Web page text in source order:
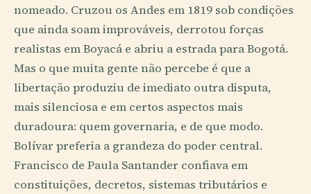
nomeado. Cruzou os Andes em 1819 sob condições
que ainda soam improváveis, derrotou forças
realistas em Boyacá e abriu a estrada para Bogotá.
Mas o que muita gente não percebe é que a
libertação produziu de imediato outra disputa,
mais silenciosa e em certos aspectos mais
duradoura: quem governaria, e de que modo.
Bolívar preferia a grandeza do poder central.
Francisco de Paula Santander confiava em
constituições, decretos, sistemas tributários e